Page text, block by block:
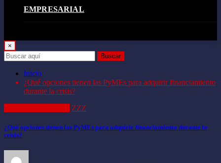
EMPRESARIAL
VIDEOJUEGOS
×
Buscar
Inicio
¿Qué opciones tienen las PyMEs para adquirir financiamiento
durante la crisis?
ZZZ
¿Qué opciones tienen las PyMEs para adquirir financiamiento durante la
crisis?